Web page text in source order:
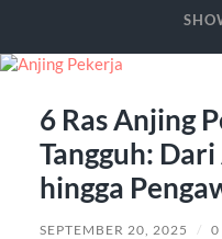
6 Ras Anjing
Tangguh:
hingga
SEPTEMBER 20, 2025 / 0